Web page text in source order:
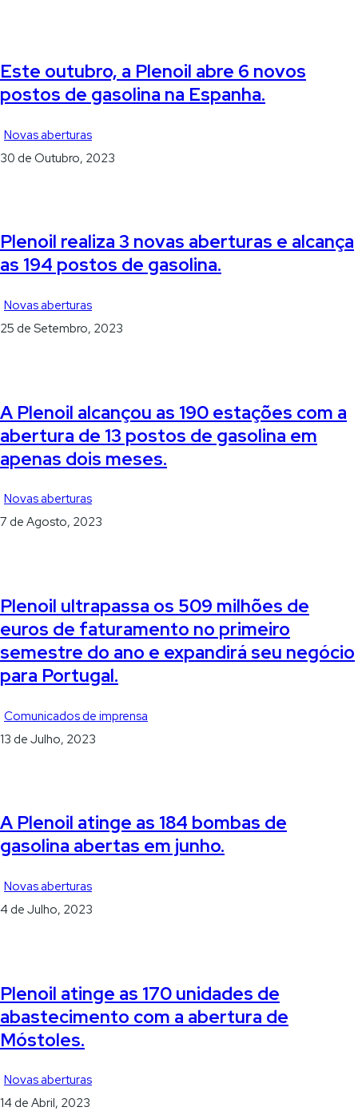
Este outubro, a Plenoil abre 6 novos
postos de gasolina na Espanha.
Novas aberturas
30 de Outubro, 2023
Plenoil realiza 3 novas aberturas e alcança
as 194 postos de gasolina.
Novas aberturas
25 de Setembro, 2023
A Plenoil alcançou as 190 estações com a
abertura de 13 postos de gasolina em
apenas dois meses.
Novas aberturas
7 de Agosto, 2023
Plenoil ultrapassa os 509 milhões de
euros de faturamento no primeiro
semestre do ano e expandirá seu negócio
para Portugal.
Comunicados de imprensa
13 de Julho, 2023
A Plenoil atinge as 184 bombas de
gasolina abertas em junho.
Novas aberturas
4 de Julho, 2023
Plenoil atinge as 170 unidades de
abastecimento com a abertura de
Móstoles.
Novas aberturas
14 de Abril, 2023